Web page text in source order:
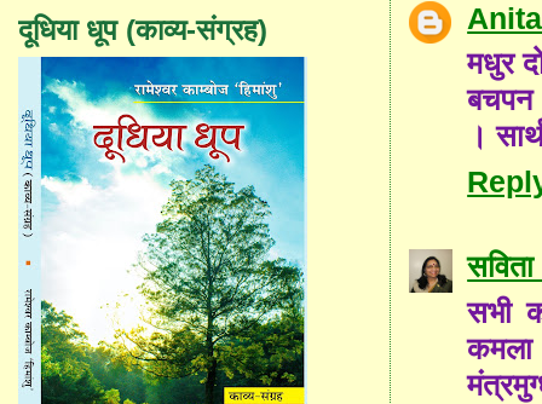
मधुर
बचपन
।
सभी
दूधिया धूप (काव्य-संग्रह)